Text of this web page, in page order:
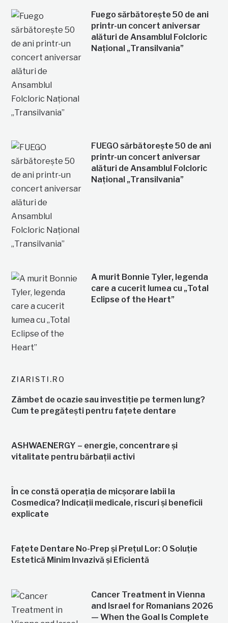
Fuego sărbătorește 50 de ani
printr-un concert aniversar
alături de Ansamblul Folcloric
Național „Transilvania”
FUEGO sărbătorește 50 de ani
printr-un concert aniversar
alături de Ansamblul Folcloric
Național „Transilvania”
A murit Bonnie Tyler, legenda
care a cucerit lumea cu „Total
Eclipse of the Heart”
ZIARISTI.RO
Zâmbet de ocazie sau investiție pe termen lung?
Cum te pregătești pentru fațete dentare
ASHWAENERGY – energie, concentrare și
vitalitate pentru bărbații activi
În ce constă operația de micșorare labii la
Cosmedica? Indicații medicale, riscuri și beneficii
explicate
Fațete Dentare No-Prep și Prețul Lor: O Soluție
Estetică Minim Invazivă și Eficientă
Cancer Treatment in Vienna
and Israel for Romanians 2026
— When the Goal Is Complete